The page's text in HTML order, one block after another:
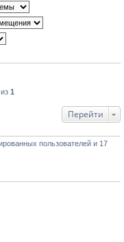
из 1
Перейти
пользователей и 17